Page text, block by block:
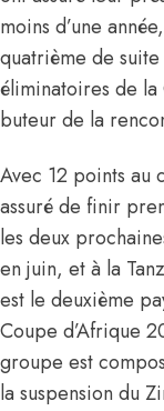
moins d’une
quatrième de
éliminatoires de la
buteur de la
Avec 12 points au
assuré de finir
les deux
en juin, et à la
est le deuxième
Coupe d’Afrique
groupe est
la suspension du